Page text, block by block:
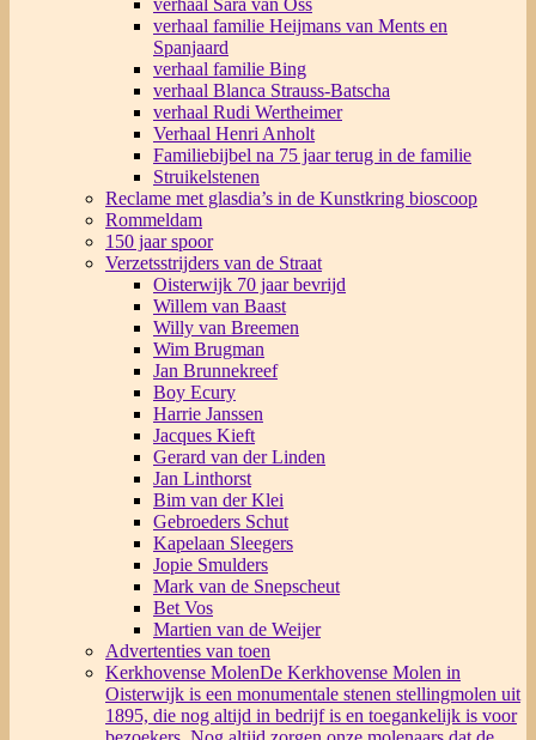
verhaal Sara van Oss
verhaal familie Heijmans van Ments en
Spanjaard
verhaal familie Bing
verhaal Blanca Strauss-Batscha
verhaal Rudi Wertheimer
Verhaal Henri Anholt
Familiebijbel na 75 jaar terug in de familie
Struikelstenen
Reclame met glasdia’s in de Kunstkring bioscoop
Rommeldam
150 jaar spoor
Verzetsstrijders van de Straat
Oisterwijk 70 jaar bevrijd
Willem van Baast
Willy van Breemen
Wim Brugman
Jan Brunnekreef
Boy Ecury
Harrie Janssen
Jacques Kieft
Gerard van der Linden
Jan Linthorst
Bim van der Klei
Gebroeders Schut
Kapelaan Sleegers
Jopie Smulders
Mark van de Snepscheut
Bet Vos
Martien van de Weijer
Advertenties van toen
Kerkhovense MolenDe Kerkhovense Molen in
Oisterwijk is een monumentale stenen stellingmolen uit
1895, die nog altijd in bedrijf is en toegankelijk is voor